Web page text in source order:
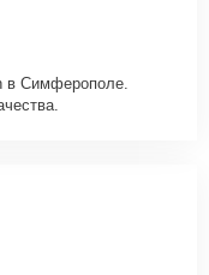
в Симферополе.